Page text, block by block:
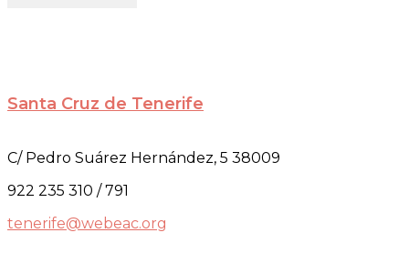
Santa Cruz de Tenerife
C/ Pedro Suárez Hernández, 5 38009
922 235 310 / 791
tenerife@webeac.org